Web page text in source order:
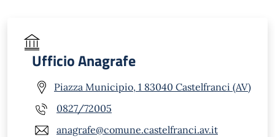
Ufficio Anagrafe
Piazza Municipio, 1 83040 Castelfranci (AV)
0827/72005
anagrafe@comune.castelfranci.av.it